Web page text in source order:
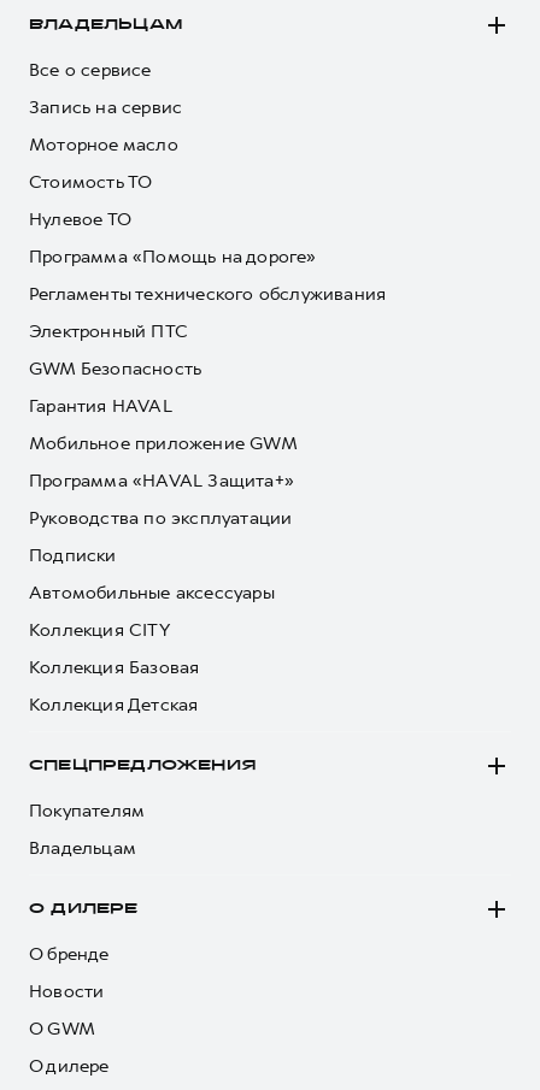
ВЛАДЕЛЬЦАМ
Все о сервисе
Запись на сервис
Моторное масло
Стоимость ТО
Нулевое ТО
Программа «Помощь на дороге»
Регламенты технического обслуживания
Электронный ПТС
GWM Безопасность
Гарантия HAVAL
Мобильное приложение GWM
Программа «HAVAL Защита+»
Руководства по эксплуатации
Подписки
Автомобильные аксессуары
Коллекция CITY
Коллекция Базовая
Коллекция Детская
СПЕЦПРЕДЛОЖЕНИЯ
Покупателям
Владельцам
О ДИЛЕРЕ
О бренде
Новости
О GWM
О дилере